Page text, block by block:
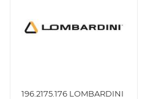
196.2175.176 LOMBARDINI